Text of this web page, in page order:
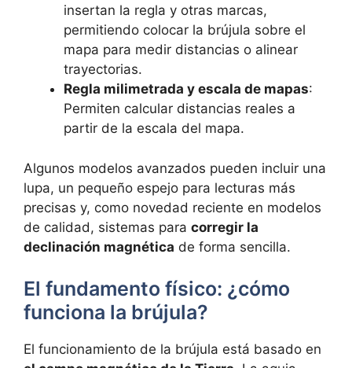
insertan la regla y otras marcas,
permitiendo colocar la brújula sobre el
mapa para medir distancias o alinear
trayectorias.
Regla milimetrada y escala de mapas:
Permiten calcular distancias reales a
partir de la escala del mapa.
Algunos modelos avanzados pueden incluir una
lupa, un pequeño espejo para lecturas más
precisas y, como novedad reciente en modelos
de calidad, sistemas para corregir la
declinación magnética de forma sencilla.
El fundamento físico: ¿cómo
funciona la brújula?
El funcionamiento de la brújula está basado en